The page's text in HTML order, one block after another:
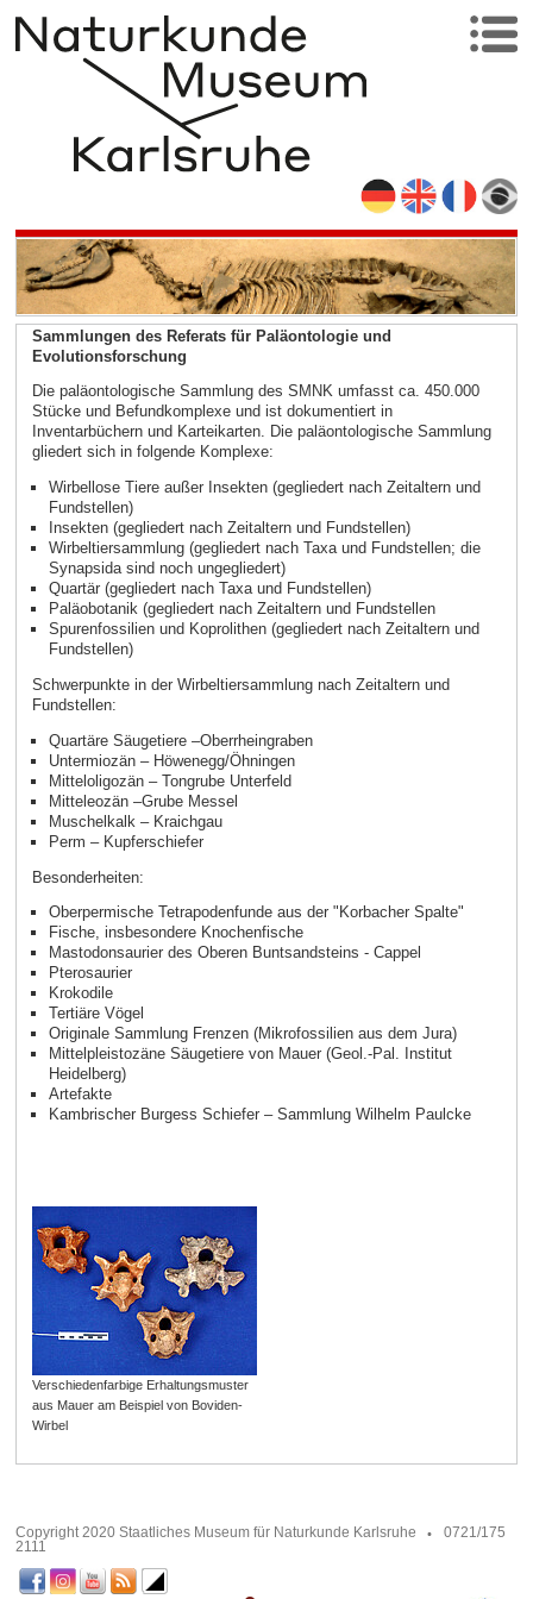
Sammlungen des Referats für Paläontologie und
Evolutionsforschung
Die paläontologische Sammlung des SMNK umfasst ca. 450.000
Stücke und Befundkomplexe und ist dokumentiert in
Inventarbüchern und Karteikarten. Die paläontologische Sammlung
gliedert sich in folgende Komplexe:
Wirbellose Tiere außer Insekten (gegliedert nach Zeitaltern und
Fundstellen)
Insekten (gegliedert nach Zeitaltern und Fundstellen)
Wirbeltiersammlung (gegliedert nach Taxa und Fundstellen; die
Synapsida sind noch ungegliedert)
Quartär (gegliedert nach Taxa und Fundstellen)
Paläobotanik (gegliedert nach Zeitaltern und Fundstellen
Spurenfossilien und Koprolithen (gegliedert nach Zeitaltern und
Fundstellen)
Schwerpunkte in der Wirbeltiersammlung nach Zeitaltern und
Fundstellen:
Quartäre Säugetiere –Oberrheingraben
Untermiozän – Höwenegg/Öhningen
Mitteloligozän – Tongrube Unterfeld
Mitteleozän –Grube Messel
Muschelkalk – Kraichgau
Perm – Kupferschiefer
Besonderheiten:
Oberpermische Tetrapodenfunde aus der "Korbacher Spalte"
Fische, insbesondere Knochenfische
Mastodonsaurier des Oberen Buntsandsteins - Cappel
Pterosaurier
Krokodile
Tertiäre Vögel
Originale Sammlung Frenzen (Mikrofossilien aus dem Jura)
Mittelpleistozäne Säugetiere von Mauer (Geol.-Pal. Institut
Heidelberg)
Artefakte
Kambrischer Burgess Schiefer – Sammlung Wilhelm Paulcke
Verschiedenfarbige Erhaltungsmuster
aus Mauer am Beispiel von Boviden-
Wirbel
Copyright 2020 Staatliches Museum für Naturkunde Karlsruhe
0721/175
2111